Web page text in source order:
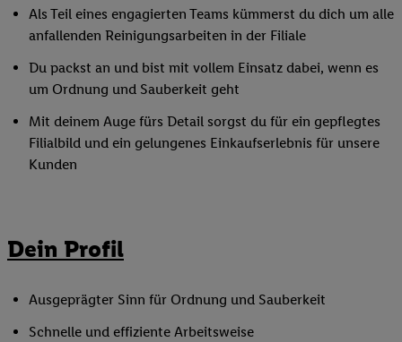
Als Teil eines engagierten Teams kümmerst du dich um alle
anfallenden Reinigungsarbeiten in der Filiale
Du packst an und bist mit vollem Einsatz dabei, wenn es
um Ordnung und Sauberkeit geht
Mit deinem Auge fürs Detail sorgst du für ein gepflegtes
Filialbild und ein gelungenes Einkaufserlebnis für unsere
Kunden
Dein Profil
Ausgeprägter Sinn für Ordnung und Sauberkeit
Schnelle und effiziente Arbeitsweise